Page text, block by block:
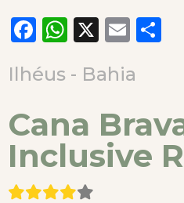
Facebook
WhatsApp
X
Ilhéus - Bahia
Cana
Inclusive